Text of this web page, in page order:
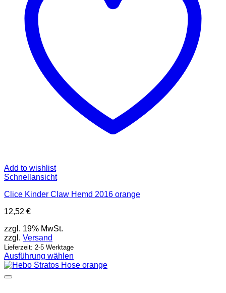
Add to wishlist
Schnellansicht
Clice Kinder Claw Hemd 2016 orange
12,52 €
zzgl. 19% MwSt.
zzgl. Versand
Lieferzeit: 2-5 Werktage
Ausführung wählen
Dieses
Produkt